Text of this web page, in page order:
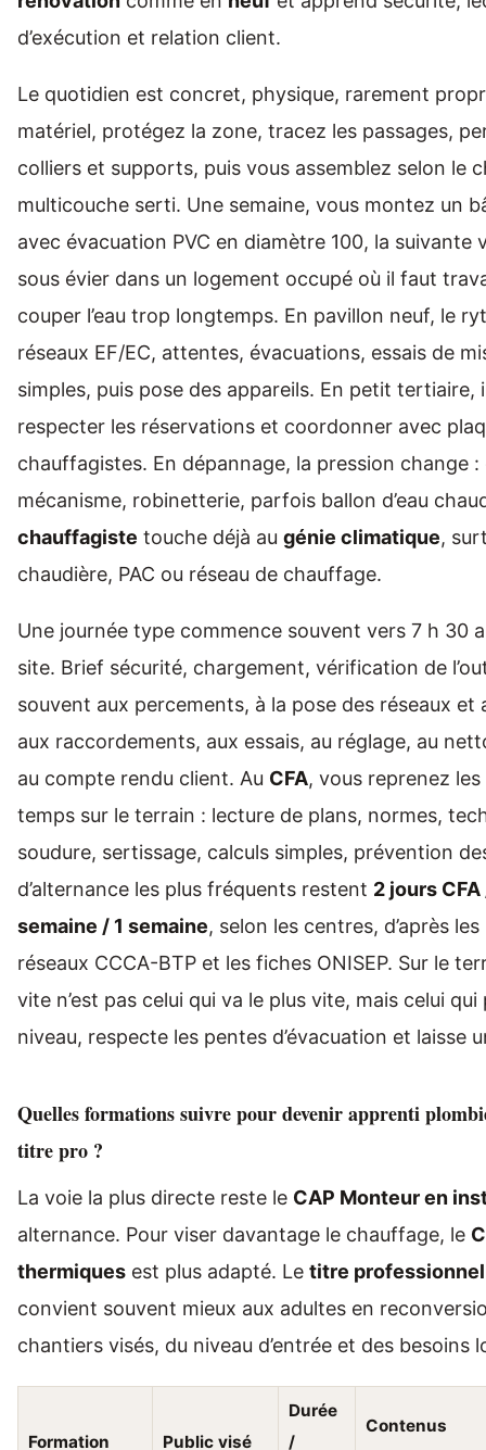
d’exécution et relation client.
Le quotidien est concret, physique, rarement
matériel, protégez la zone, tracez les passages,
colliers et supports, puis vous assemblez selon le
multicouche serti. Une semaine, vous montez un
avec évacuation PVC en diamètre 100, la
sous évier dans un logement occupé où il faut
couper l’eau trop longtemps. En pavillon neuf, le
réseaux EF/EC, attentes, évacuations, essais de
simples, puis pose des appareils. En petit
respecter les réservations et coordonner avec
chauffagistes. En dépannage, la pression change
mécanisme, robinetterie, parfois ballon d’eau
chauffagiste touche déjà au génie climatique,
chaudière, PAC ou réseau de chauffage.
Une journée type commence souvent vers 7 h 30
site. Brief sécurité, chargement, vérification de
souvent aux percements, à la pose des réseaux et
aux raccordements, aux essais, au réglage, au
au compte rendu client. Au CFA, vous reprenez
temps sur le terrain : lecture de plans, normes,
soudure, sertissage, calculs simples, prévention
d’alternance les plus fréquents restent 2 jours
semaine / 1 semaine, selon les centres, d’après
réseaux CCCA-BTP et les fiches ONISEP. Sur le
vite n’est pas celui qui va le plus vite, mais celui
niveau, respecte les pentes d’évacuation et laisse
Quelles formations suivre pour devenir apprenti
titre pro ?
La voie la plus directe reste le CAP Monteur en
alternance. Pour viser davantage le chauffage, le
thermiques est plus adapté. Le titre
convient souvent mieux aux adultes en
chantiers visés, du niveau d’entrée et des besoins
Formation Public visé
Durée
/
Contenus